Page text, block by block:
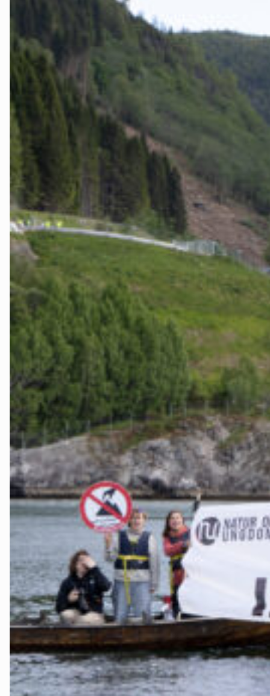
Slik kan du
Testside
The Fjord
Tidslinje